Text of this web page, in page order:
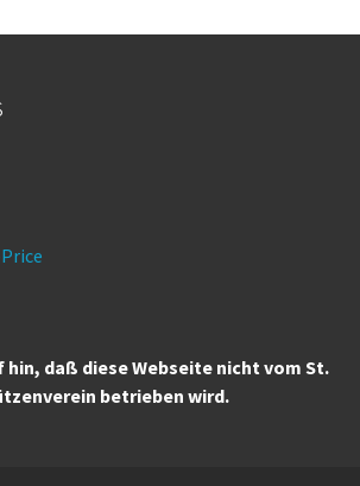
hin, daß diese Webseite nicht vom St.
betrieben wird.